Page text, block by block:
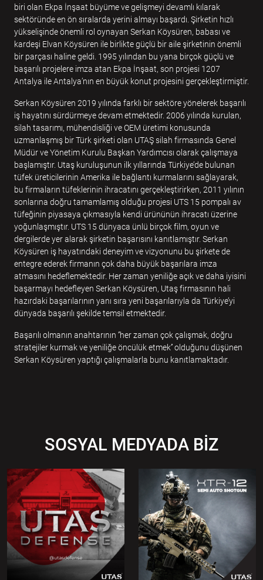
biri olan Ekpa İnşaat büyüme ve gelişmeyi devamlı kılarak
sektöründe en ön sıralarda yerini almayı başardı. Şirketin hızlı
yükselişinde önemli rol oynayan Serkan Köysüren, babası ve
kardeşi Elvan Köysüren ile birlikte güçlü bir aile şirketinin önemli
bir parçası haline geldi. 1995 yılından bu yana birçok güçlü ve
başarılı projelere imza atan Ekpa İnşaat, son projesi 1207
Antalya ile Antalya’nın en büyük konut projesini gerçekleştirmiştir.
Serkan Köysüren 2019 yılında farklı bir sektöre yönelerek başarılı
iş hayatını sürdürmeye devam etmektedir. 2006 yılında kurulan,
silah tasarımı, mühendisliği ve OEM üretimi konusunda
uzmanlaşmış bir Türk şirketi olan UTAŞ silah firmasında Genel
Müdür ve Yönetim Kurulu Başkan Yardımcısı olarak çalışmaya
başlamıştır. Utaş kuruluşunun ilk yıllarında Türkiye’de bulunan
tüfek üreticilerinin Amerika ile bağlantı kurmalarını sağlayarak,
bu firmaların tüfeklerinin ihracatını gerçekleştirirken, 2011 yılının
sonlarına doğru tamamlamış olduğu projesi UTS 15 pompalı av
tüfeğinin piyasaya çıkmasıyla kendi ürününün ihracatı üzerine
yoğunlaşmıştır. UTS 15 dünyaca ünlü birçok film, oyun ve
dergilerde yer alarak şirketin başarısını kanıtlamıştır. Serkan
Köysüren iş hayatındaki deneyim ve vizyonunu bu şirkete de
entegre ederek firmanın çok daha büyük başarılara imza
atmasını hedeflemektedir. Her zaman yeniliğe açık ve daha iyisini
başarmayı hedefleyen Serkan Köysüren, Utaş firmasının hali
hazırdaki başarılarının yanı sıra yeni başarılarıyla da Türkiye’yi
dünyada başarılı şekilde temsil etmektedir.
Başarılı olmanın anahtarının ‘’her zaman çok çalışmak, doğru
stratejiler kurmak ve yeniliğe öncülük etmek’’ olduğunu düşünen
Serkan Köysüren yaptığı çalışmalarla bunu kanıtlamaktadır.
SOSYAL MEDYADA BİZ